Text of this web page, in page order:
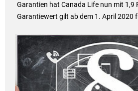
Garantien hat Canada Life nun mit 1,9
Garantiewert gilt ab dem 1. April 2020